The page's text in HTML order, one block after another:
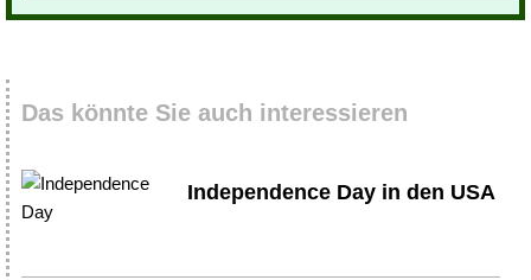
Das könnte Sie auch interessieren
Independence Day in den USA